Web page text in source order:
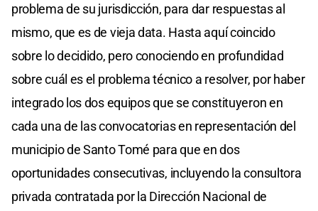
problema de su jurisdicción, para dar respuestas al
mismo, que es de vieja data. Hasta aquí coincido
sobre lo decidido, pero conociendo en profundidad
sobre cuál es el problema técnico a resolver, por haber
integrado los dos equipos que se constituyeron en
cada una de las convocatorias en representación del
municipio de Santo Tomé para que en dos
oportunidades consecutivas, incluyendo la consultora
privada contratada por la Dirección Nacional de